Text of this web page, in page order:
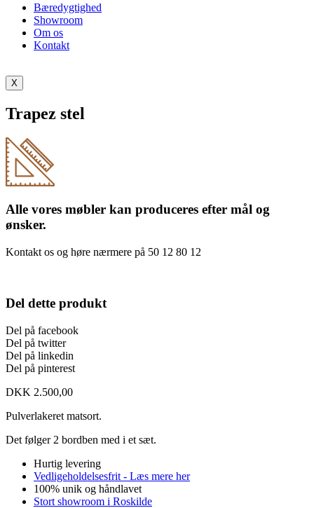
Bæredygtighed
Showroom
Om os
Kontakt
X
Trapez stel
Alle vores møbler kan produceres efter mål og
ønsker.
Kontakt os og høre nærmere på 50 12 80 12
Del dette produkt
Del på facebook
Del på twitter
Del på linkedin
Del på pinterest
DKK 2.500,00
Pulverlakeret matsort.
Det følger 2 bordben med i et sæt.
Hurtig levering
Vedligeholdelsesfrit - Læs mere her
100% unik og håndlavet
Stort showroom i Roskilde